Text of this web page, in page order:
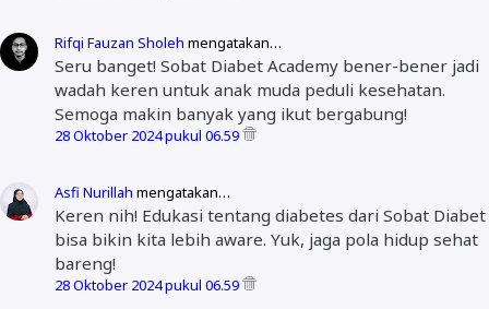
Rifqi Fauzan Sholeh mengatakan…
Seru banget! Sobat Diabet Academy bener-bener jadi
wadah keren untuk anak muda peduli kesehatan.
Semoga makin banyak yang ikut bergabung!
28 Oktober 2024 pukul 06.59
Asfi Nurillah mengatakan…
Keren nih! Edukasi tentang diabetes dari Sobat Diabet
bisa bikin kita lebih aware. Yuk, jaga pola hidup sehat
bareng!
28 Oktober 2024 pukul 06.59